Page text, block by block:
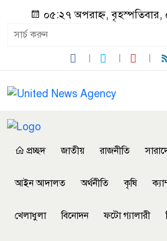
০৫:২৭ অপরাহ্ন,
প্রচ্ছদ জাতীয় রাজনীতি
আইন আদালত অর্থনীতি কৃষি
খেলাধুলা বিনোদন ফটো গ্যালারী